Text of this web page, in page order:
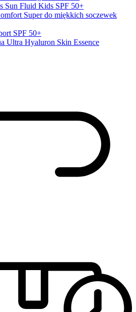
Sun Fluid Kids SPF 50+
Super do miękkich soczewek
SPF 50+
Ultra Hyaluron Skin Essence